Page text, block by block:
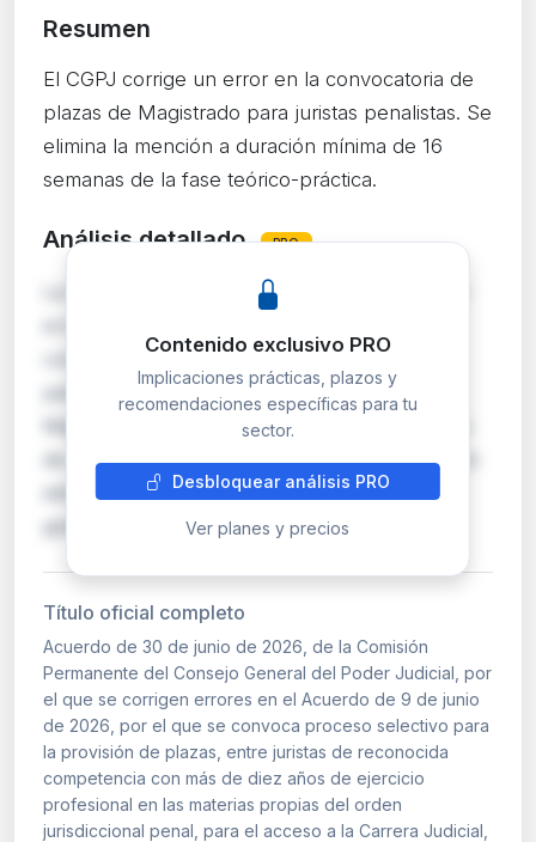
Resumen
El CGPJ corrige un error en la convocatoria de
plazas de Magistrado para juristas penalistas. Se
elimina la mención a duración mínima de 16
semanas de la fase teórico-práctica.
Análisis detallado PRO
La Comisión Permanente del CGPJ rectifica un
convocatoria publicada el 15 de junio de 2026
para acceso a la Carrera Judicial como
Magistrado entre juristas con más de diez años
de experiencia en el orden penal. La corrección
elimina la referencia a una duración mínima
global de 1…
Contenido exclusivo PRO
Implicaciones prácticas, plazos y
recomendaciones específicas para tu
sector.
Desbloquear análisis PRO
Ver planes y precios
Título oficial completo
Acuerdo de 30 de junio de 2026, de la Comisión
Permanente del Consejo General del Poder Judicial, por
el que se corrigen errores en el Acuerdo de 9 de junio
de 2026, por el que se convoca proceso selectivo para
la provisión de plazas, entre juristas de reconocida
competencia con más de diez años de ejercicio
profesional en las materias propias del orden
jurisdiccional penal, para el acceso a la Carrera Judicial,